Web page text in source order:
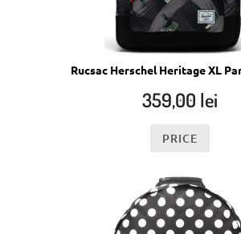
Rucsac Herschel Heritage XL
359,00 lei
PRICE